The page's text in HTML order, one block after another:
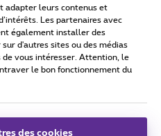
adapter leurs contenus et
Les partenaires avec
également installer des
d'autres sites ou des médias
de vous intéresser. Attention, le
le bon fonctionnement du
des cookies